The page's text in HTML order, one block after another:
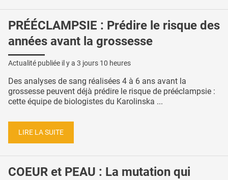
PRÉÉCLAMPSIE : Prédire le risque des
années avant la grossesse
Actualité publiée il y a 3 jours 10 heures
Des analyses de sang réalisées 4 à 6 ans avant la
grossesse peuvent déjà prédire le risque de prééclampsie :
cette équipe de biologistes du Karolinska ...
LIRE LA SUITE
COEUR et PEAU : La mutation qui